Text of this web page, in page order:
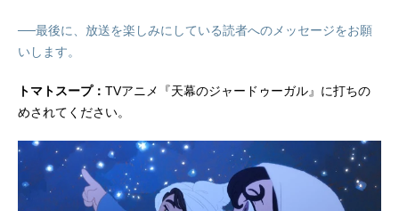
──最後に、放送を楽しみにしている読者へのメッセージをお願
いします。
トマトスープ： TVアニメ『天幕のジャードゥーガル』に打ちの
めされてください。